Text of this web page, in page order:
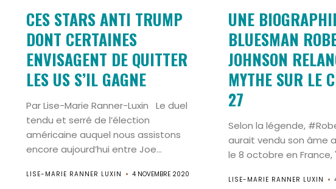
CES STARS ANTI TRUMP
DONT CERTAINES
ENVISAGENT DE QUITTER
LES US S’IL GAGNE
Par Lise-Marie Ranner-Luxin Le duel
tendu et serré de l’élection
américaine auquel nous assistons
encore aujourd’hui entre Joe...
LISE-MARIE RANNER LUXIN 4 NOVEMBRE 2020
UNE
BLUESMAN
JOHNSON
MYTHE SUR LE
27
Selon la légende,
aurait vendu son âme
le 8 octobre en France,
LISE-MARIE RANNER LUXIN